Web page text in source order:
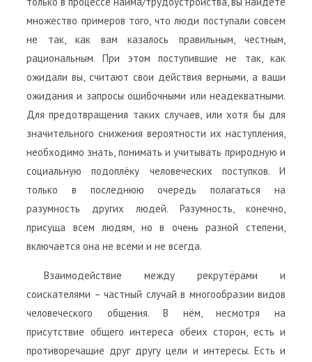
множество примеров того, что люди поступали совсем
не так, как вам казалось правильным, честным,
рациональным. При этом поступившие не так, как
ожидали вы, считают свои действия верными, а ваши
ожидания и запросы ошибочными или неадекватными.
Для предотвращения таких случаев, или хотя бы для
значительного снижения вероятности их наступления,
необходимо знать, понимать и учитывать природную и
социальную подоплёку человеческих поступков. И
только в последнюю очередь полагаться на
разумность других людей. Разумность, конечно,
присуща всем людям, но в очень разной степени,
включается она не всеми и не всегда.
Взаимодействие между рекрутёрами и
соискателями – частный случай в многообразии видов
человеческого общения. В нём, несмотря на
присутствие общего интереса обеих сторон, есть и
противоречащие друг другу цели и интересы. Есть и